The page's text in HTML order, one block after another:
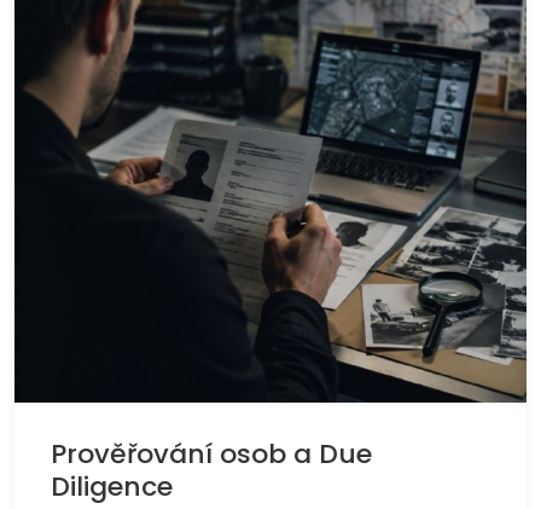
Prověřování osob a Due
Diligence